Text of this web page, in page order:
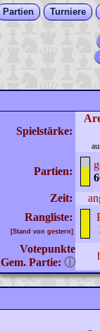
Partien Turniere
Spielstärke:
Partien:
Zeit:
Rangliste:
[Stand von gestern]
Votepunkte
Gem. Partie: ⓘ